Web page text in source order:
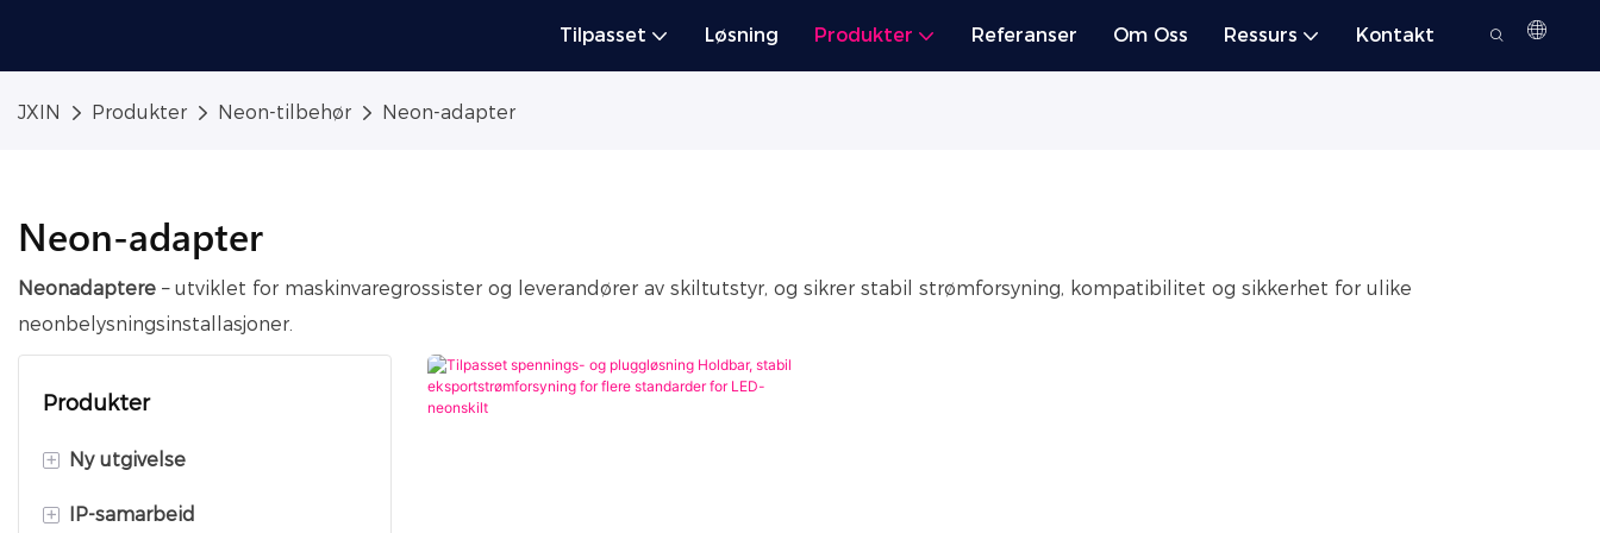
Tilpasset Løsning Produkter Referanser Om Oss Ressurs Kontakt
JXIN Produkter Neon-tilbehør Neon-adapter
Neon-adapter
Neonadaptere – utviklet for maskinvaregrossister og leverandører av skiltutstyr, og sikrer stabil strømforsyning, kompatibilitet og sikkerhet for ulike
neonbelysningsinstallasjoner.
Produkter
+ Ny utgivelse
Forretningsneonlys
+ IP-samarbeid